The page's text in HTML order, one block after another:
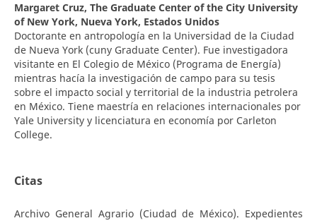
Margaret Cruz, The Graduate Center of the City University
of New York, Nueva York, Estados Unidos
Doctorante en antropología en la Universidad de la Ciudad
de Nueva York (cuny Graduate Center). Fue investigadora
visitante en El Colegio de México (Programa de Energía)
mientras hacía la investigación de campo para su tesis
sobre el impacto social y territorial de la industria petrolera
en México. Tiene maestría en relaciones internacionales por
Yale University y licenciatura en economía por Carleton
College.
Citas
Archivo General Agrario (Ciudad de México). Expedientes